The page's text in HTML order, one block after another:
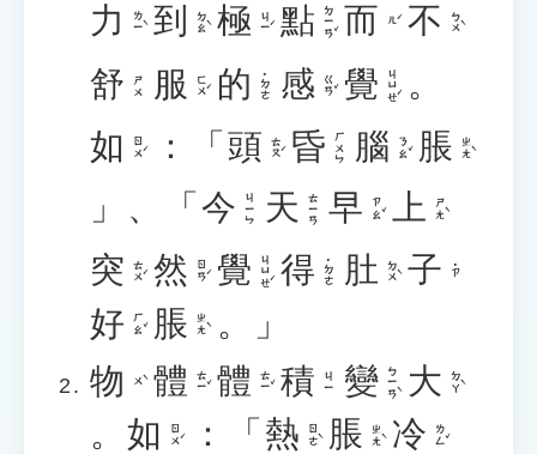
力 ㄌㄧˋ 到 ㄉㄠˋ 極 ㄐㄧˊ 點 ㄉㄧㄢˇ 而 ㄦˊ 不 ㄅㄨˋ
舒 ㄕㄨ 服 ㄈㄨˊ 的 ˙ㄉㄜ 感 ㄍㄢˇ 覺 ㄐㄩㄝˊ 。
如 ㄖㄨˊ ：「 頭 ㄊㄡˊ 昏 ㄏㄨㄣ 腦 ㄋㄠˇ 脹 ㄓㄤˋ
」、「 今 ㄐㄧㄣ 天 ㄊㄧㄢ 早 ㄗㄠˇ 上 ㄕㄤˋ
突 ㄊㄨˊ 然 ㄖㄢˊ 覺 ㄐㄩㄝˊ 得 ˙ㄉㄜ 肚 ㄉㄨˋ 子 ˙ㄗ
好 ㄏㄠˇ 脹 ㄓㄤˋ 。」
物
ㄨˋ 體 ㄊㄧˇ 體 ㄊㄧˇ 積 ㄐㄧ 變 ㄅㄧㄢˋ 大 ㄉㄚˋ
。 如 ㄖㄨˊ ：「 熱 ㄖㄜˋ 脹 ㄓㄤˋ 冷 ㄌㄥˇ